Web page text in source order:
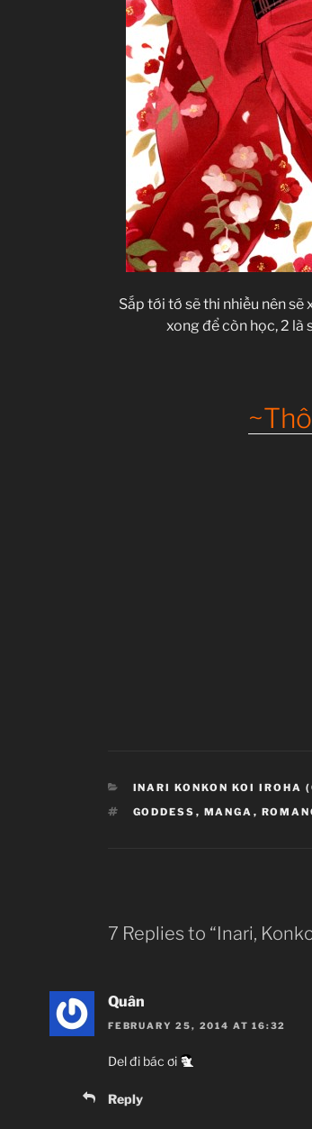
Sắp tới tớ sẽ thi nhiều nên sẽ
xong để còn học, 2 là
CATEGORIES
INARI KONKON KOI IROHA
TAGS
GODDESS , MANGA ,
7 Replies to “Inari,
Quân
FEBRUARY 25, 2014 AT 16:32
Del đi bác ơi
Reply